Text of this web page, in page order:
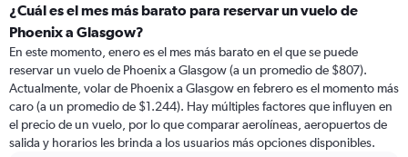
¿Cuál es el mes más barato para reservar un vuelo de
Phoenix a Glasgow?
En este momento, enero es el mes más barato en el que se puede
reservar un vuelo de Phoenix a Glasgow (a un promedio de $807).
Actualmente, volar de Phoenix a Glasgow en febrero es el momento más
caro (a un promedio de $1.244). Hay múltiples factores que influyen en
el precio de un vuelo, por lo que comparar aerolíneas, aeropuertos de
salida y horarios les brinda a los usuarios más opciones disponibles.